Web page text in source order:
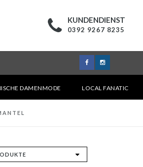
KUNDENDIENST
0392 9267 8235
DAMENMODE LOCAL FANATIC